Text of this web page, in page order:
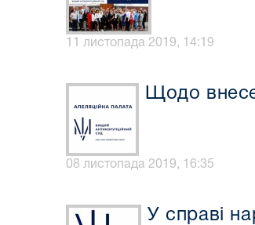
11 листопада 2019, 14:19
Щодо
08 листопада 2019, 16:35
У справі